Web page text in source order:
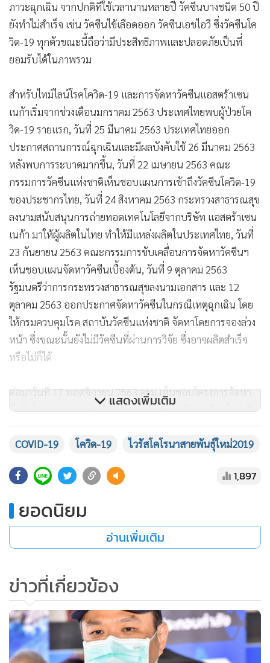
ภาวะฉุกเฉิน จากปกติที่ใช้เวลานานหลายปี วัคซีนบางชนิด 50 ปี
ยังทำไม่สำเร็จ เช่น วัคซีนไข้เลือดออก วัคซีนเอชไอวี ซึ่งวัคซีนโค
วิด-19 ทุกตัวขณะนี้ถือว่ามีประสิทธิภาพและปลอดภัยเป็นที่
ยอมรับได้ในภาพรวม
สำหรับไทม์ไลน์โรคโควิด-19 และการจัดหาวัคซีนแอสตร้าเซน
เนก้าเริ่มจากช่วงเดือนมกราคม 2563 ประเทศไทยพบผู้ป่วยโค
วิด-19 รายแรก, วันที่ 25 มีนาคม 2563 ประเทศไทยออก
ประกาศสถานการณ์ฉุกเฉินและมีผลบังคับใช้ 26 มีนาคม 2563
หลังพบการระบาดมากขึ้น, วันที่ 22 เมษายน 2563 คณะ
กรรมการวัคซีนแห่งชาติเห็นชอบแผนการเข้าถึงวัคซีนโควิด-19
ของประชากรไทย, วันที่ 24 สิงหาคม 2563 กระทรวงสาธารณสุข
ลงนามสนับสนุนการถ่ายทอดเทคโนโลยีจากบริษัท แอสตร้าเซน
เนก้า มาให้ผู้ผลิตในไทย ทำให้มีแหล่งผลิตในประเทศไทย, วันที่
23 กันยายน 2563 คณะกรรมการขับเคลื่อนการจัดหาวัคซีนฯ
เห็นชอบแผนจัดหาวัคซีนเบื้องต้น, วันที่ 9 ตุลาคม 2563
รัฐมนตรีว่าการกระทรวงสาธารณสุขลงนามเอกสาร และ 12
ตุลาคม 2563 ออกประกาศจัดหาวัคซีนในกรณีเหตุฉุกเฉิน โดย
ให้กรมควบคุมโรค สถาบันวัคซีนแห่งชาติ จัดหาโดยการจองล่วง
หน้า ซึ่งขณะนั้นยังไม่มีวัคซีนที่ผ่านการวิจัย ซึ่งอาจผลิตสำเร็จ
หรือไม่ก็ได้
ต่อมาวันที่ 17 พฤศจิกายน 2563 ครม.เห็นชอบโครงการจัดหา
วัคซีนโดยการจองล่วงหน้ากับแอสตร้าเซนเนก้า 26 ล้านโดส, วัน
ที่ 27 พฤศจิกายน 2563 ลงนามในสัญญา 3 ฝ่าย โดยแอสตร้า
เซนเนก้าประเทศไทย สถาบันวัคซีนแห่งชาติ และกรมควบคุม
ที่ ศบค. ให้สั่งซื้อเพิ่มอีก 35 ล้านโดส รวมเป็น 61 ล้านโดส, วันที่
ขึ้นทะเบียนวัคซีนแอสตร้าเซนเนก้าให้ใช้ได้ในภาวะฉุกเฉิน, วันที่
23 กุมภาพันธ์ 2564 ครม.เห็นชอบแก้ไขสัญญาจองซื้อวัคซีนจาก
26 ล้านโดส เพิ่มอีก 35 ล้านโดส รวมเป็น 61 ล้านโดส, วันที่ 2
เพิ่มสำหรับ 35 ล้านโดส, วันที่ 25 มีนาคม 2564 กรมควบคุมโรค
ส่งสัญญาที่ลงนามแก้ไขให้บริษัทแอสตร้าเซนเนก้าประเทศไทย,
วันที่ 4 พฤษภาคม 2564 ได้รับสัญญาตอบกลับจากแอสตร้าเซน
เนก้าประเทศไทยและประเทศอังกฤษ หรือใช้เวลา 2 เดือนจึงได้
รับการตอบกลับ และวันที่ 1 มิถุนายน 2564 ครม.เห็นชอบกรอบ
แสดงเพิ่มเติม
COVID-19 โควิด-19 ไวรัสโคโรนาสายพันธุ์ใหม่2019
1,897
ยอดนิยม
อ่านเพิ่มเติม
ข่าวที่เกี่ยวข้อง